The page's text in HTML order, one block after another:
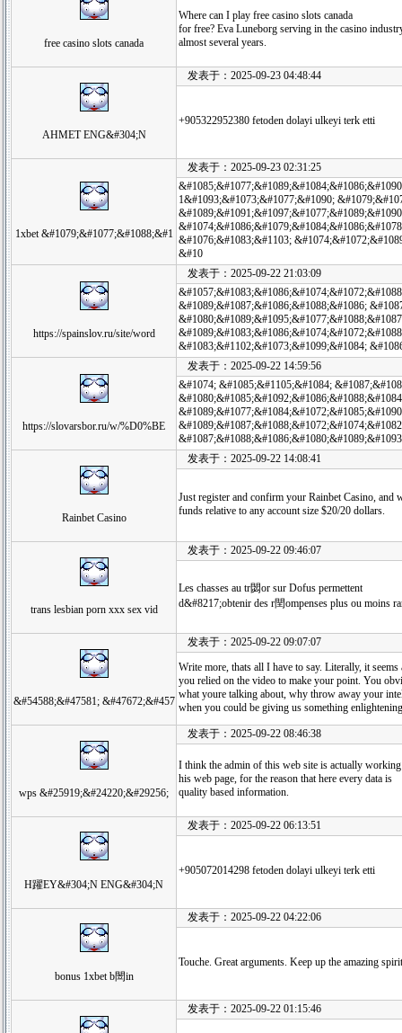
free casino slots canada
Where can I play free casino slots canada
for free? Eva Luneborg serving in the casino
almost several years.
AHMET ENG&#304;N
发表于：2025-09-23 04:48:44
+905322952380 fetoden dolayi ulkeyi terk etti
1xbet &#1079;&#1077;&#1088;&#1
发表于：2025-09-23 02:31:25
1&#1093;&#1073;&#1077;&#1090;
&#1076;&#1083;&#1103;
&#10
https://spainslov.ru/site/word
发表于：2025-09-22 21:03:09
&#1089;&#1087;&#1086;&#1088;&#1086;
&#1083;&#1102;&#1073;&#1099;&#1084;
https://slovarsbor.ru/w/%D0%BE
发表于：2025-09-22 14:59:56
&#1074; &#1085;&#1105;&#1084;
Rainbet Casino
发表于：2025-09-22 14:08:41
Just register and confirm your Rainbet Casino, and
funds relative to any account size $20/20 dollars.
trans lesbian porn xxx sex vid
发表于：2025-09-22 09:46:07
Les chasses au tr閟or sur Dofus permettent
d&#8217;obtenir des r閏ompenses plus ou moins
&#54588;&#47581; &#47672;&#457
发表于：2025-09-22 09:07:07
Write more, thats all I have to say. Literally, it seems
you relied on the video to make your point. You
what youre talking about, why throw away your
when you could be giving us something
wps &#25919;&#24220;&#29256;
发表于：2025-09-22 08:46:38
I think the admin of this web site is actually
his web page, for the reason that here every data is
quality based information.
H躍EY&#304;N ENG&#304;N
发表于：2025-09-22 06:13:51
+905072014298 fetoden dolayi ulkeyi terk etti
bonus 1xbet b閚in
发表于：2025-09-22 04:22:06
Touche. Great arguments. Keep up the amazing
发表于：2025-09-22 01:15:46